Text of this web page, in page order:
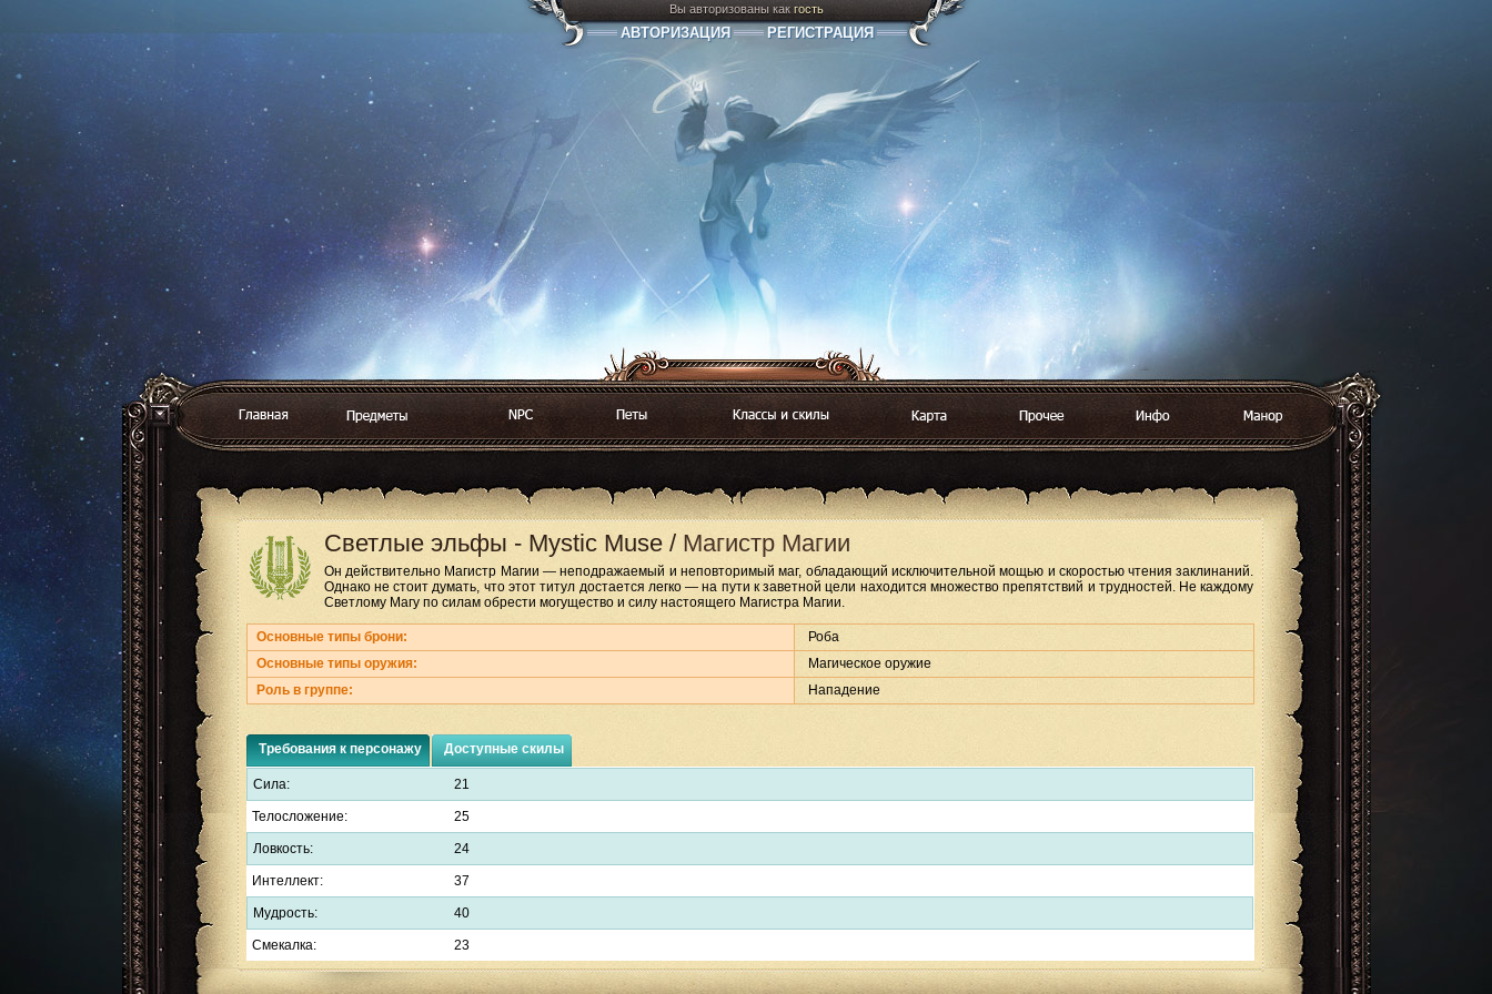
Вы авторизованы как гость
АВТОРИЗАЦИЯ РЕГИСТРАЦИЯ
Светлые эльфы - Mystic Muse/ Магистр Магии
Он действительно Магистр Магии — неподражаемый и неповторимый маг, обладающий исключительной мощью и скоростью чтения заклинаний.
Однако не стоит думать, что этот титул достается легко — на пути к заветной цели находится множество препятствий и трудностей. Не каждому
Светлому Магу по силам обрести могущество и силу настоящего Магистра Магии.
Основные типы брони:
Роба
Основные типы оружия:
Магическое оружие
Роль в группе:
Нападение
Требования к персонажу Доступные скилы
Сила: 21
Телосложение: 25
Ловкость: 24
Интеллект: 37
Мудрость: 40
Смекалка: 23